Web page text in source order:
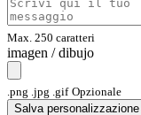
Max. 250 caratteri
imagen / dibujo
.png .jpg .gif Opzionale
Salva personalizzazione